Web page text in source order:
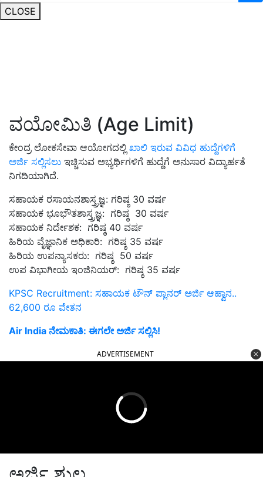
CLOSE
ವಯೋಮಿತಿ (Age Limit)
ಕೇಂದ್ರ ಲೋಕಸೇವಾ ಆಯೋಗದಲ್ಲಿ ಖಾಲಿ ಇರುವ ವಿವಿಧ ಹುದ್ದೆಗಳಿಗೆ
ಅರ್ಜಿ ಸಲ್ಲಿಸಲು ಇಚ್ಚಿಸುವ ಅಭ್ಯರ್ಥಿಗಳಿಗೆ ಹುದ್ದೆಗೆ ಅನುಸಾರ ವಿದ್ಯಾರ್ಹತೆ
ನಿಗದಿಯಾಗಿದೆ.
ಸಹಾಯಕ ರಸಾಯನಶಾಸ್ತ್ರಜ್ಞ: ಗರಿಷ್ಠ 30 ವರ್ಷ
ಸಹಾಯಕ ಭೂಭೌತಶಾಸ್ತ್ರಜ್ಞ: ಗರಿಷ್ಠ 30 ವರ್ಷ
ಸಹಾಯಕ ನಿರ್ದೇಶಕ: ಗರಿಷ್ಠ 40 ವರ್ಷ
ಹಿರಿಯ ವೈಜ್ಞಾನಿಕ ಅಧಿಕಾರಿ: ಗರಿಷ್ಠ 35 ವರ್ಷ
ಹಿರಿಯ ಉಪನ್ಯಾಸಕರು: ಗರಿಷ್ಠ 50 ವರ್ಷ
ಉಪ ವಿಭಾಗೀಯ ಇಂಜಿನಿಯರ್: ಗರಿಷ್ಠ 35 ವರ್ಷ
KPSC Recruitment: ಸಹಾಯಕ ಟೌನ್‌ ಪ್ಲಾನರ್‌ ಅರ್ಜಿ ಆಹ್ವಾನ..
62,600 ರೂ ವೇತನ
Air India ನೇಮಕಾತಿ: ಈಗಲೇ ಅರ್ಜಿ ಸಲ್ಲಿಸಿ!
ADVERTISEMENT